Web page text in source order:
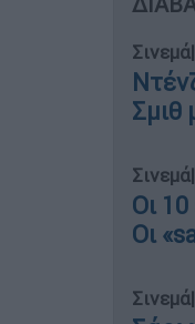
Σινεμά|
Σμιθ
Σινεμά|
Οι
Οι
Σινεμά|